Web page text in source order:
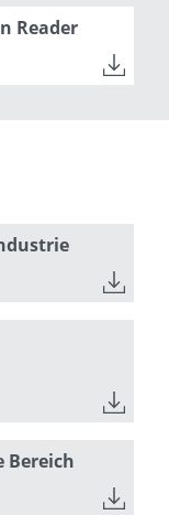
Reader
Bereich